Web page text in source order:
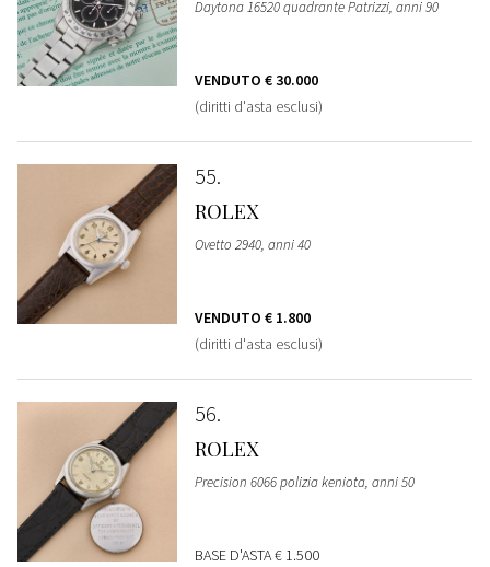
Daytona 16520 quadrante Patrizzi, anni 90
VENDUTO € 30.000
(diritti d'asta esclusi)
55
ROLEX
Ovetto 2940, anni 40
VENDUTO € 1.800
(diritti d'asta esclusi)
56
ROLEX
Precision 6066 polizia keniota, anni 50
BASE D'ASTA€ 1.500